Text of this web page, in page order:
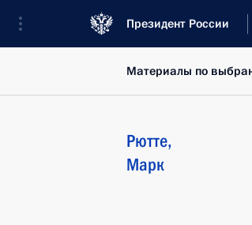
Президент России
Материалы по
Рютте,
Марк